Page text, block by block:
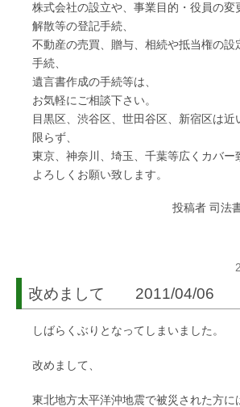
株式会社の設立や、事業目的・役員の変
解散等の登記手続、
不動産の売買、贈与、相続や抵当権の設
手続、
遺言書作成の手続等は、
お気軽にご相談下さい。
目黒区、渋谷区、世田谷区、新宿区は近
限らず、
東京、神奈川、埼玉、千葉等広くカバー
よろしくお願い致します。
投稿者 司法
改めまして 2011/04/06
しばらくぶりとなってしまいました。
改めまして、
東北地方太平洋沖地震で被災された方に